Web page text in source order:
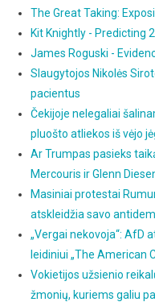
The Great Taking:
Kit Knightly - Predicting
James Roguski -
Slaugytojos Nikolės
pacientus
Čekijoje nelegaliai
pluošto atliekos iš vėjo
Ar Trumpas pasieks
Mercouris ir Glenn
Masiniai protestai
atskleidžia savo
„Vergai nekovoja“: AfD
leidiniui „The American
Vokietijos užsienio
žmonių, kuriems galiu